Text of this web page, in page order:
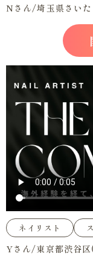
Nさん/埼玉県さい
ネイリスト
Yさん/東京都渋谷